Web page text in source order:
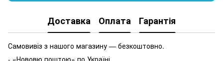
Доставка Оплата Гарантія
Самовивіз з нашого магазину — безкоштовно.
- «Нововю поштою» по Україні